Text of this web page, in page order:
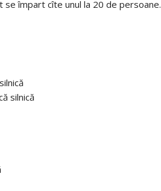
împart cîte unul la 20 de persoane.
silnică